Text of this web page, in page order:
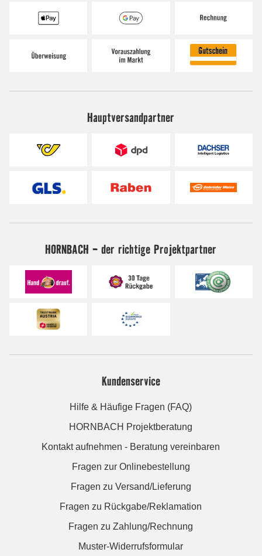
Hauptversandpartner
HORNBACH - der richtige Projektpartner
Kundenservice
Hilfe & Häufige Fragen (FAQ)
HORNBACH Projektberatung
Kontakt aufnehmen - Beratung vereinbaren
Fragen zur Onlinebestellung
Fragen zu Versand/Lieferung
Fragen zu Rückgabe/Reklamation
Fragen zu Zahlung/Rechnung
Muster-Widerrufsformular